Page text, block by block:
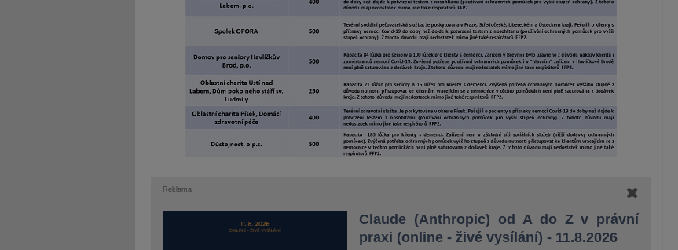
Reklama
Claude (Anthropic) od A do Z v právní
praxi (online - živé vysílání) - 11.8.2026